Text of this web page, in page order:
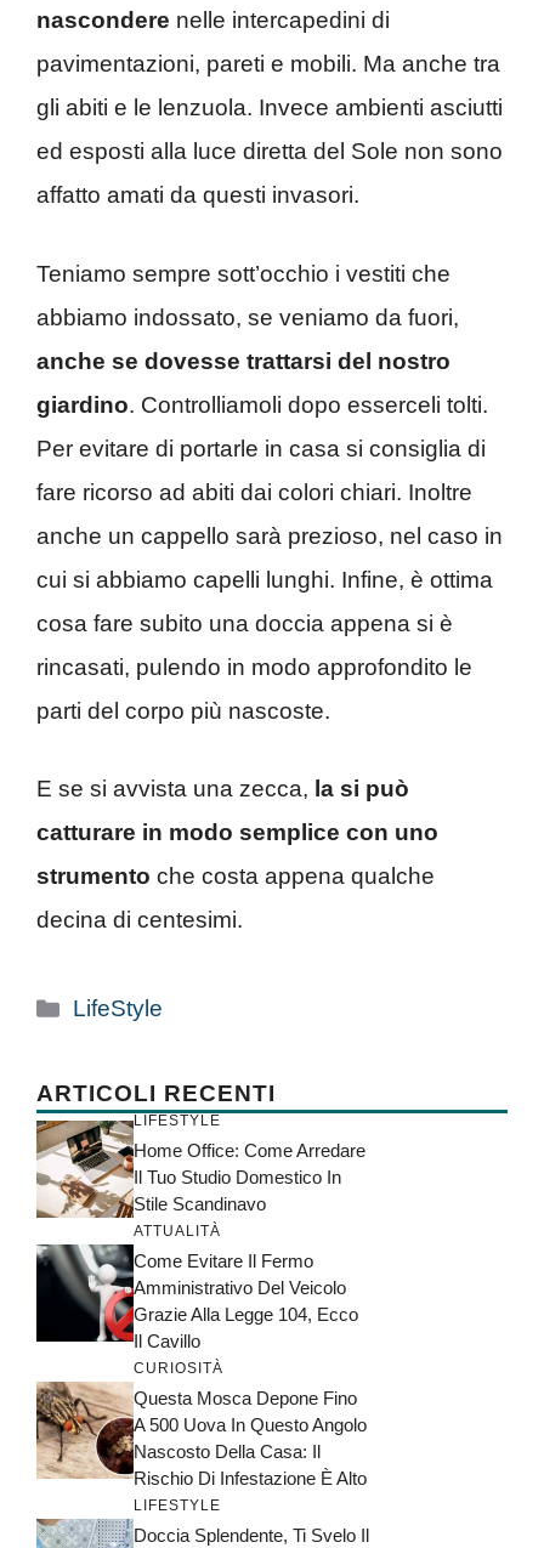
nascondere nelle intercapedini di
pavimentazioni, pareti e mobili. Ma anche tra
gli abiti e le lenzuola. Invece ambienti asciutti
ed esposti alla luce diretta del Sole non sono
affatto amati da questi invasori.
Teniamo sempre sott’occhio i vestiti che
abbiamo indossato, se veniamo da fuori,
anche se dovesse trattarsi del nostro
giardino. Controlliamoli dopo esserceli tolti.
Per evitare di portarle in casa si consiglia di
fare ricorso ad abiti dai colori chiari. Inoltre
anche un cappello sarà prezioso, nel caso in
cui si abbiamo capelli lunghi. Infine, è ottima
cosa fare subito una doccia appena si è
rincasati, pulendo in modo approfondito le
parti del corpo più nascoste.
E se si avvista una zecca, la si può
catturare in modo semplice con uno
strumento che costa appena qualche
decina di centesimi.
Categorie
LifeStyle
ARTICOLI RECENTI
LIFESTYLE
Home Office: Come Arredare
Il Tuo Studio Domestico In
Stile Scandinavo
ATTUALITÀ
Come Evitare Il Fermo
Amministrativo Del Veicolo
Grazie Alla Legge 104, Ecco
Il Cavillo
CURIOSITÀ
Questa Mosca Depone Fino
A 500 Uova In Questo Angolo
Nascosto Della Casa: Il
Rischio Di Infestazione È Alto
LIFESTYLE
Doccia Splendente, Ti Svelo Il